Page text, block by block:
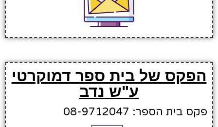
הפקס של בית ספר דמוקרטי
ע"ש נדב
פקס בית הספר: 08-9712047